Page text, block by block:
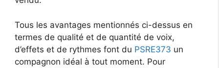
Tous les avantages mentionnés ci-dessus en
termes de qualité et de quantité de voix,
d’effets et de rythmes font du PSRE373 un
compagnon idéal à tout moment. Pour